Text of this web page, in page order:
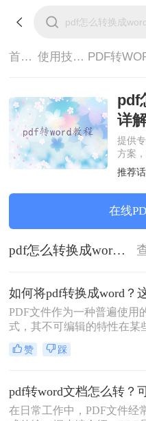
首页> 使用技巧>
pdf
详
提供
方案
档1:1
批量
全。
骤详
推荐话
在线
pdf怎么转换成word？步骤详解
​PDF文件作为一种普遍使用
式，其不可编辑的特性在某
却成为了阻碍。特别是在需
修改或重新编辑PDF内容时
何将PDF转换成Word呢？本
三种实用的方法，帮助您轻
PDF到Word的转换。
赞 踩
在日常工作中，PDF文件经